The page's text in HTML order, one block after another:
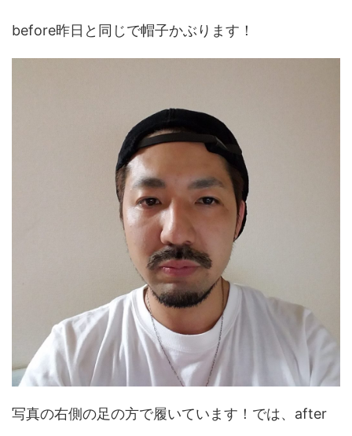
before昨日と同じで帽子かぶります！
写真の右側の足の方で履いています！では、after